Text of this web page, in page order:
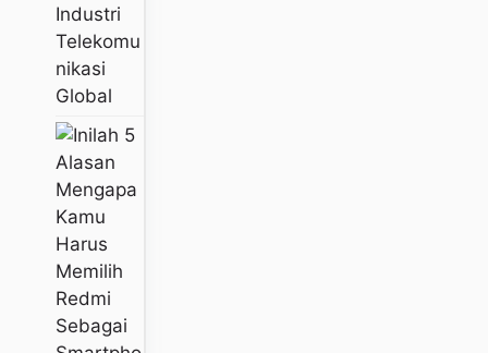
Industri
Telekomu
Nikasi
Global